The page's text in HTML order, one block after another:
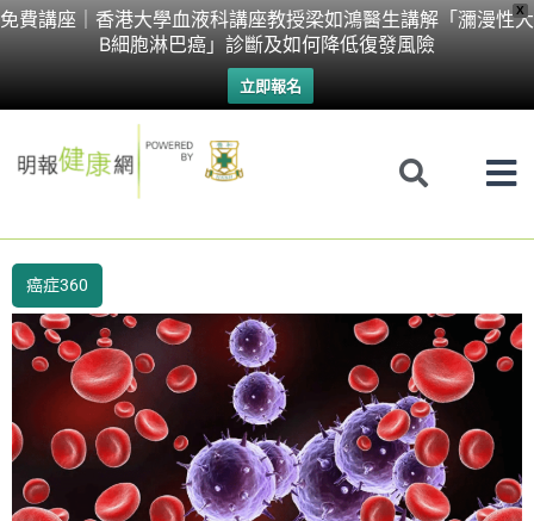
X
免費講座｜香港大學血液科講座教授梁如鴻醫生講解「瀰漫性大
B細胞淋巴癌」診斷及如何降低復發風險
立即報名
Skip
癌症360